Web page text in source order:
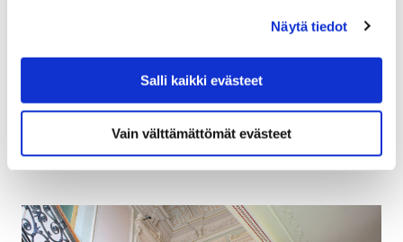
Näytä tiedot
Salli kaikki evästeet
Vain välttämättömät evästeet
Liikelaitokset